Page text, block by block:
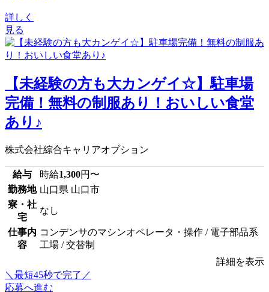
詳しく
見る
【未経験の方も大カンゲイ☆】駐車場
完備！無料の制服あり！おいしい食堂
あり♪
株式会社綜合キャリアオプション
給与 時給1,300円〜
勤務地 山口県 山口市
寮・社
宅
なし
仕事内
容
コンデンサのマシンオペレータ・操作 / 電子部品系
工場 / 交替制
詳細を表示
＼最短45秒で完了／
応募へ進む